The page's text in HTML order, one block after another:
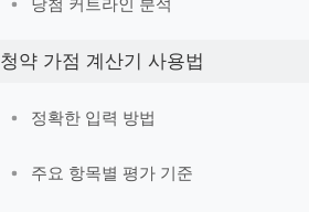
청약 가점 계산기 사용법
정확한 입력 방법
주요 항목별 평가 기준